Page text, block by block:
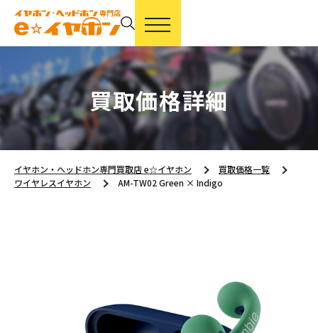
買取価格詳細
イヤホン・ヘッドホン専門買取店 e☆イヤホン
買取価格一覧
ワイヤレスイヤホン
AM-TW02 Green × Indigo